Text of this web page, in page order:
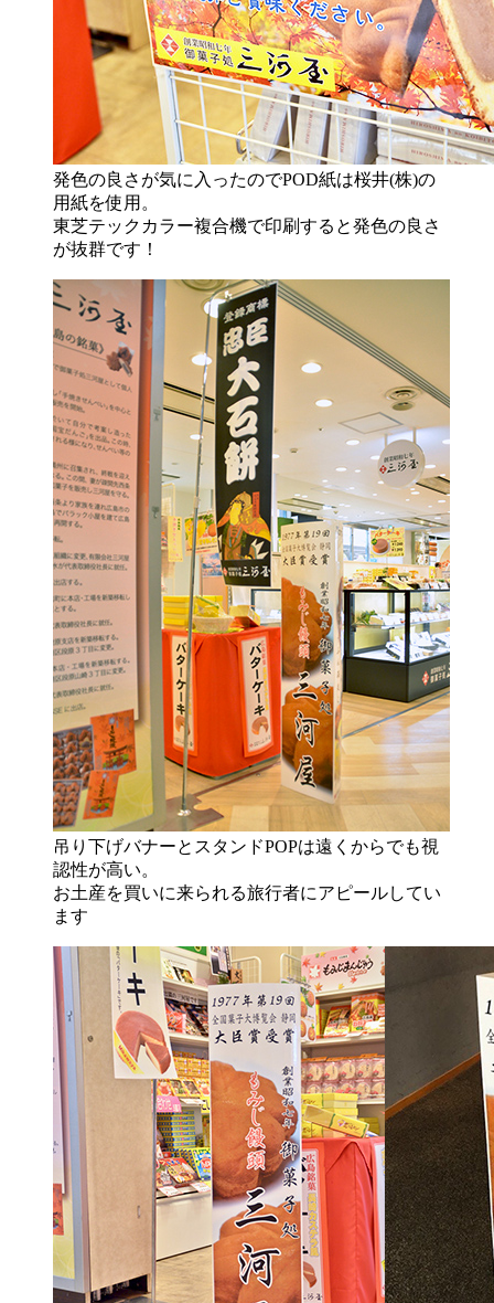
発色の良さが気に入ったのでPOD紙は桜井(株)の
用紙を使用。
東芝テックカラー複合機で印刷すると発色の良さ
が抜群です！
吊り下げバナーとスタンドPOPは遠くからでも視
認性が高い。
お土産を買いに来られる旅行者にアピールしてい
ます